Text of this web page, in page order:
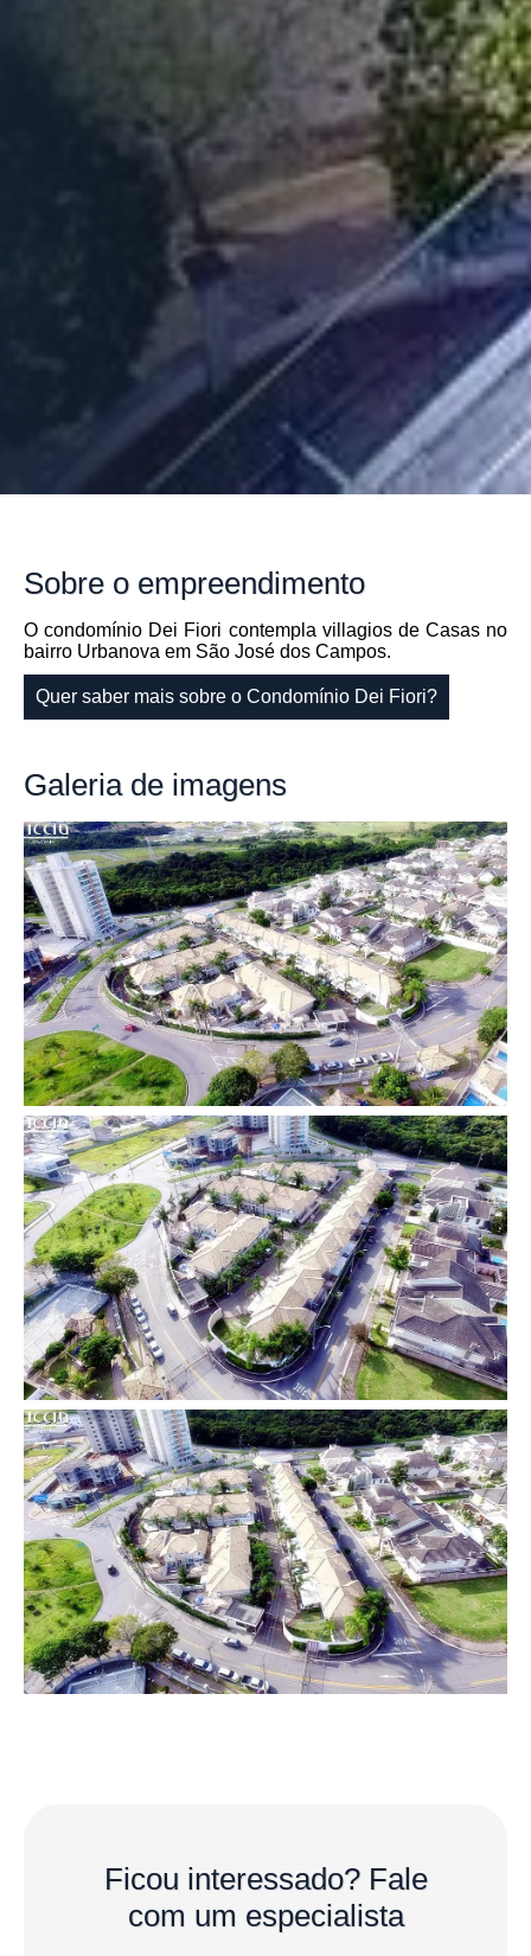
Sobre o empreendimento
O condomínio Dei Fiori contempla villagios de Casas no
bairro Urbanova em São José dos Campos.
Quer saber mais sobre o Condomínio Dei Fiori?
Galeriade imagens
Ficou interessado? Fale
com um especialista